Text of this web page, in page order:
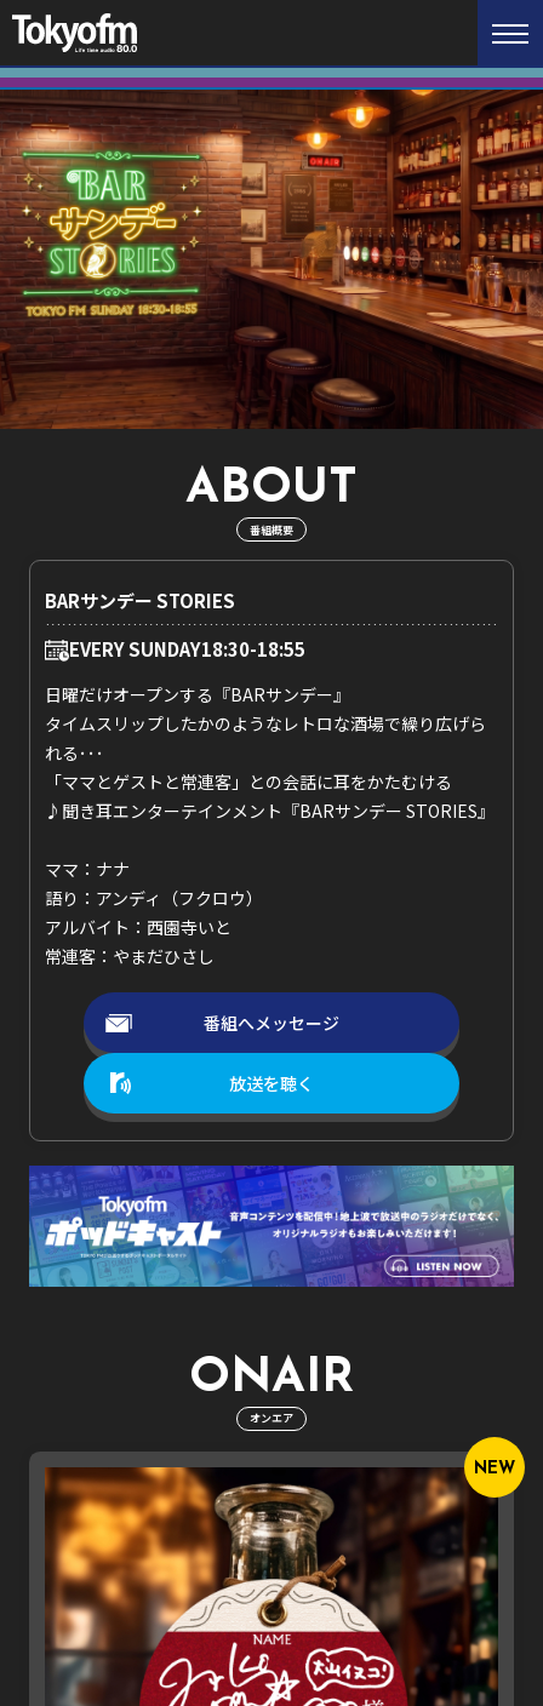
ABOUT
番組概要
BARサンデー STORIES
EVERY SUNDAY18:30-18:55
日曜だけオープンする『BARサンデー』
タイムスリップしたかのようなレトロな酒場で繰り広げら
れる･･･
「ママとゲストと常連客」との会話に耳をかたむける
♪聞き耳エンターテインメント『BARサンデー STORIES』
ママ：ナナ
語り：アンディ（フクロウ）
アルバイト：西園寺いと
常連客：やまだひさし
番組へメッセージ
放送を聴く
ONAIR
オンエア
NEW